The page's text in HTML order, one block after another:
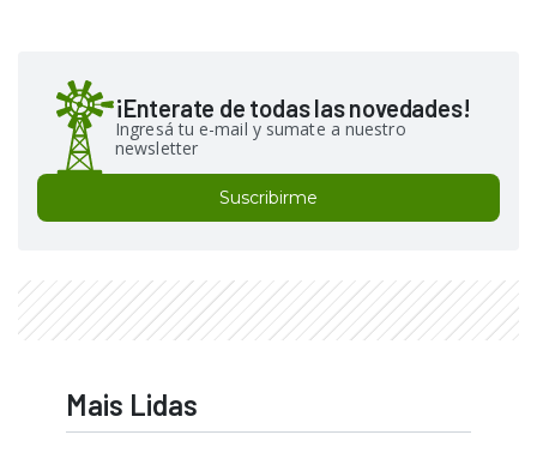
¡Enterate de todas las novedades!
Ingresá tu e-mail y sumate a nuestro
newsletter
Suscribirme
Mais Lidas